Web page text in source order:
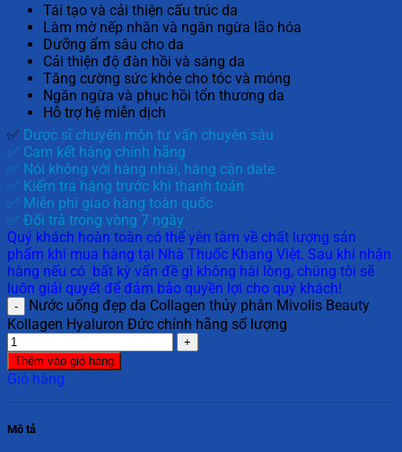
Tái tạo và cải thiện cấu trúc da
Làm mờ nếp nhăn và ngăn ngừa lão hóa
Dưỡng ẩm sâu cho da
Cải thiện độ đàn hồi và sáng da
Tăng cường sức khỏe cho tóc và móng
Ngăn ngừa và phục hồi tổn thương da
Hỗ trợ hệ miễn dịch
✅ Dược sĩ chuyên môn tư vấn chuyên sâu
✅ Cam kết hàng chính hãng
✅ Nói không với hàng nhái, hàng cận date
✅ Kiểm tra hàng trước khi thanh toán
✅ Miễn phí giao hàng toàn quốc
✅ Đổi trả trong vòng 7 ngày
Quý khách hoàn toàn có thể yên tâm về chất lượng sản
phẩm khi mua hàng tại Nhà Thuốc Khang Việt. Sau khi nhận
hàng nếu có bất kỳ vấn đề gì không hài lòng, chúng tôi sẽ
luôn giải quyết để đảm bảo quyền lợi cho quý khách!
Nước uống đẹp da Collagen thủy phân Mivolis Beauty
Kollagen Hyaluron Đức chính hãng số lượng
Thêm vào giỏ hàng
Giỏ hàng
Mô tả